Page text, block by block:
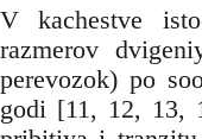
V kachestve
razmerov
perevozok) po
godi [11, 12, 13,